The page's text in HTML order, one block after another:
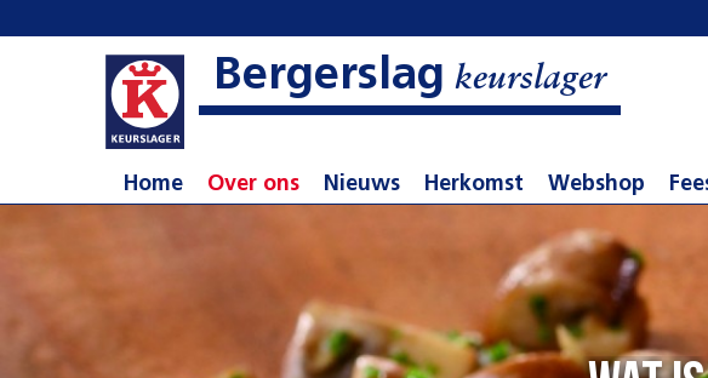
Bergerslag keurslager
Home Over ons Nieuws Herkomst Webshop